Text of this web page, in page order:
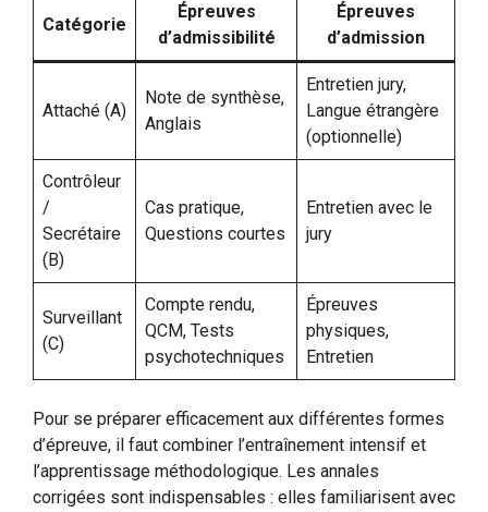
Catégorie
Épreuves
d’admissibilité
Épreuves
d’admission
Attaché (A)
Note de synthèse,
Anglais
Entretien jury,
Langue étrangère
(optionnelle)
Contrôleur
/
Secrétaire
(B)
Cas pratique,
Questions courtes
Entretien avec le
jury
Surveillant
(C)
Compte rendu,
QCM, Tests
psychotechniques
Épreuves
physiques,
Entretien
Pour se préparer efficacement aux différentes formes
d’épreuve, il faut combiner l’entraînement intensif et
l’apprentissage méthodologique. Les annales
corrigées sont indispensables : elles familiarisent avec